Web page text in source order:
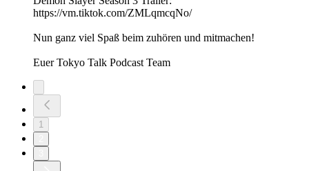
https://vm.tiktok.com/ZMLqmcqNo/
Nun ganz viel Spaß beim zuhören und mitmachen!
Euer Tokyo Talk Podcast Team
1